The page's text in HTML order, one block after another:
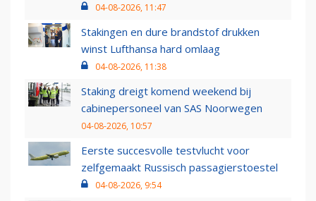
04-08-2026, 11:47
Stakingen en dure brandstof drukken
winst Lufthansa hard omlaag
04-08-2026, 11:38
Staking dreigt komend weekend bij
cabinepersoneel van SAS Noorwegen
04-08-2026, 10:57
Eerste succesvolle testvlucht voor
zelfgemaakt Russisch passagierstoestel
04-08-2026, 9:54